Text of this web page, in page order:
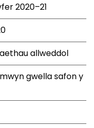
2020–21
allweddol
gwella safon y